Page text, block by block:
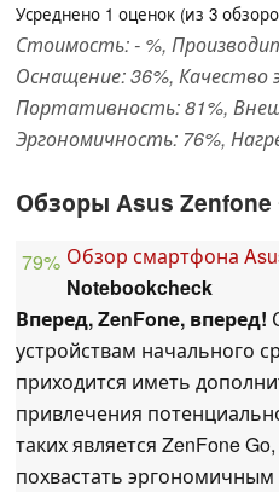
Усреднено 1 оценок (из 3
Стоимость: - %,
Оснащение: 36%, Качество
Портативность: 81%,
Эргономичность: 76%,
Обзоры Asus Zenfone
79% Обзор смартфона
Notebookcheck
Вперед, ZenFone, вперед!
устройствам начального
приходится иметь
привлечения
таких является ZenFone
похвастать